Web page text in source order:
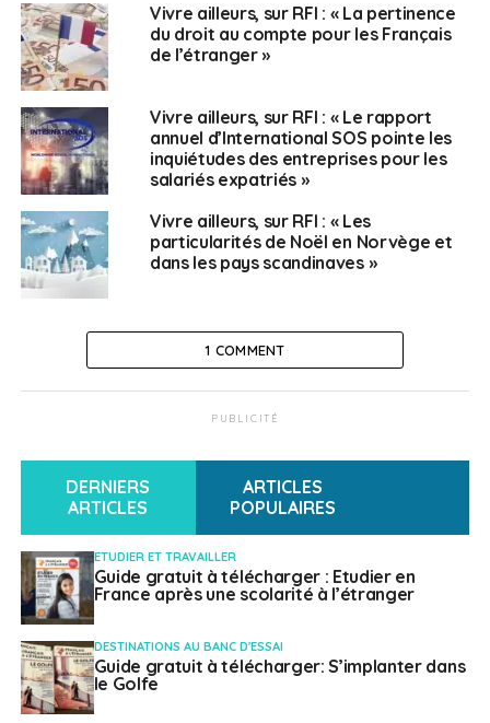
Vivre ailleurs, sur RFI : « La pertinence
du droit au compte pour les Français
de l’étranger »
Vivre ailleurs, sur RFI : « Le rapport
annuel d’International SOS pointe les
inquiétudes des entreprises pour les
salariés expatriés »
Vivre ailleurs, sur RFI : « Les
particularités de Noël en Norvège et
dans les pays scandinaves »
1 COMMENT
PUBLICITÉ
DERNIERS
ARTICLES
ARTICLES
POPULAIRES
ETUDIER ET TRAVAILLER
Guide gratuit à télécharger : Etudier en
France après une scolarité à l’étranger
DESTINATIONS AU BANC D'ESSAI
Guide gratuit à télécharger: S’implanter dans
le Golfe